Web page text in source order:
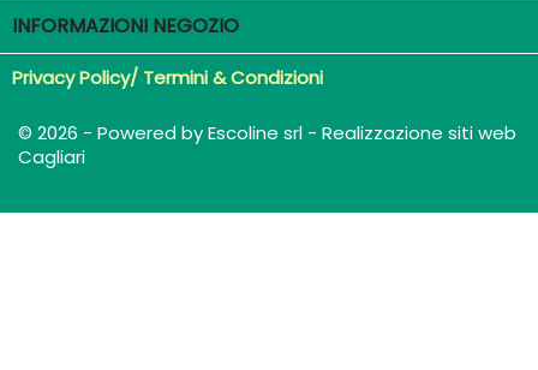
INFORMAZIONI NEGOZIO
Privacy Policy/ Termini & Condizioni
© 2026 - Powered by Escoline srl - Realizzazione siti web
Cagliari